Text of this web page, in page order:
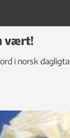
vært!
i norsk